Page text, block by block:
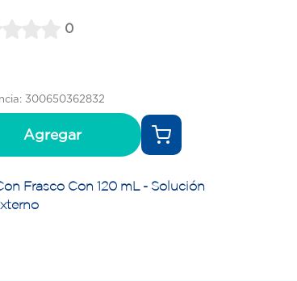
0
300650362832
Agregar
Frasco Con 120 mL - Solución